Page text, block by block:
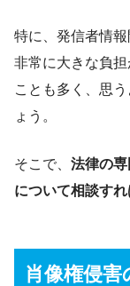
特に、発信者情
非常に大きな負
ことも多く、思
ょう。
そこで、 法律の
について相談す
肖像権侵